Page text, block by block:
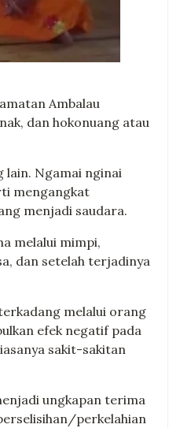
Ambalau
dan hokonuang atau
lain. Ngamai nginai
mengangkat
menjadi saudara.
melalui mimpi,
dan setelah terjadinya
melalui orang
efek negatif pada
sakit-sakitan
ungkapan terima
perkelahian